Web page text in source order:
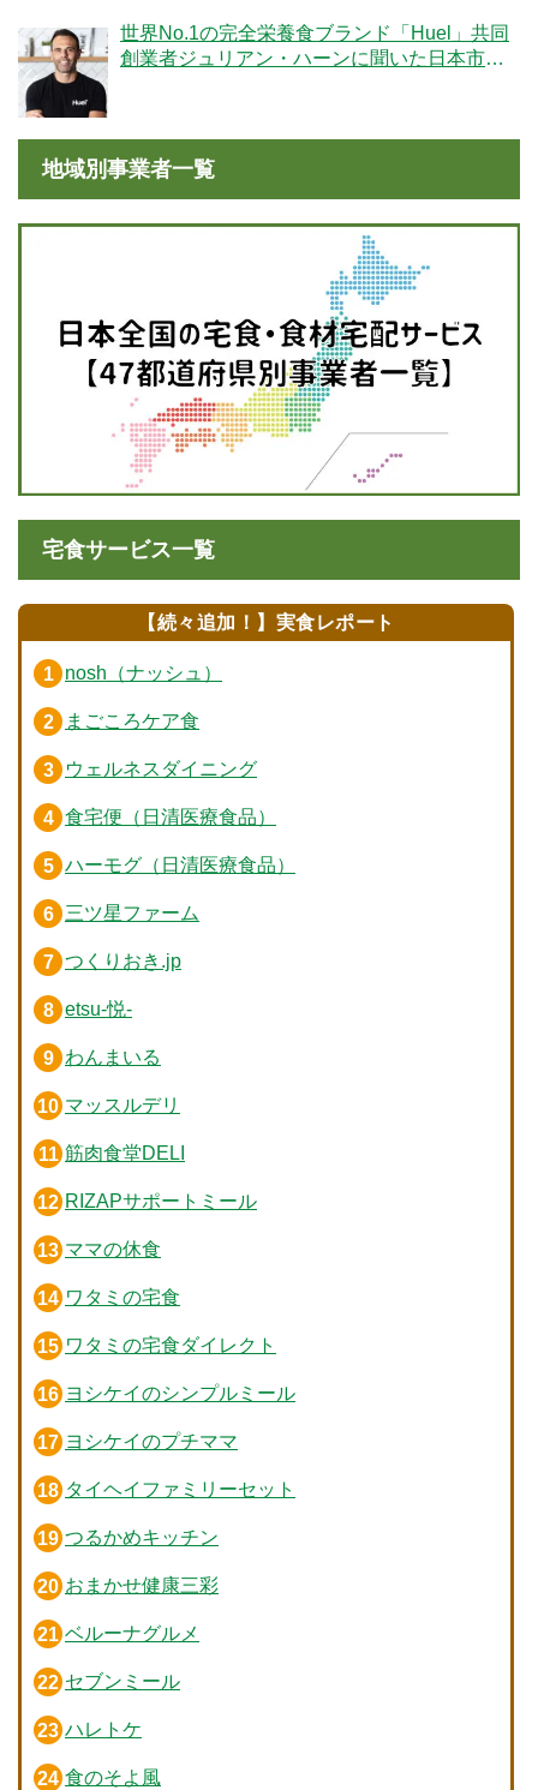
世界No.1の完全栄養食ブランド「Huel」共同
創業者ジュリアン・ハーンに聞いた日本市場
地域別事業者一覧
宅食サービス一覧
【続々追加！】実食レポート
nosh（ナッシュ）
まごころケア食
ウェルネスダイニング
食宅便（日清医療食品）
ハーモグ（日清医療食品）
三ツ星ファーム
つくりおき.jp
etsu-悦-
わんまいる
マッスルデリ
筋肉食堂DELI
RIZAPサポートミール
ママの休食
ワタミの宅食
ワタミの宅食ダイレクト
ヨシケイのシンプルミール
ヨシケイのプチママ
タイヘイファミリーセット
つるかめキッチン
おまかせ健康三彩
ベルーナグルメ
セブンミール
ハレトケ
食のそよ風